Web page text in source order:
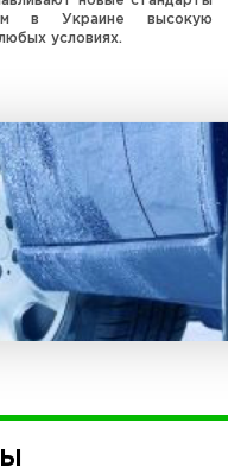
в Украине высокую
условиях.